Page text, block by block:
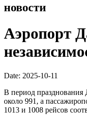
новости
Аэропорт
Date: 2025-10-11
В период празднования
около 991, а
1013 и 1008 рейсов